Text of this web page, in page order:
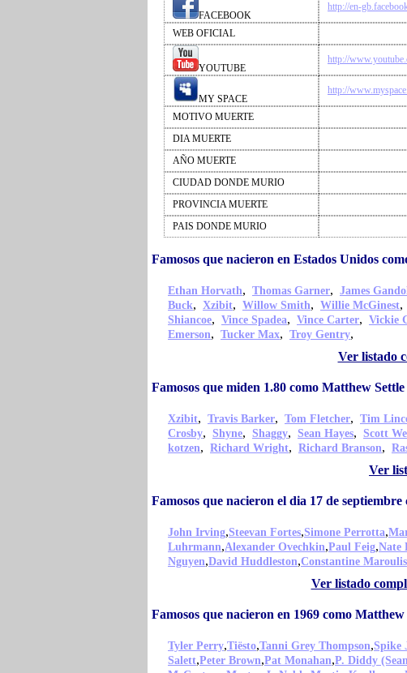
FACEBOOK
http://en-
WEB OFICIAL
YOUTUBE
http://
MY SPACE
http://
MOTIVO MUERTE
DIA MUERTE
AÑO MUERTE
CIUDAD DONDE MURIO
PROVINCIA MUERTE
PAIS DONDE MURIO
Famosos que nacieron en Estados Unidos
Ethan Horvath, Thomas Garner, James
Buck, Xzibit, Willow Smith, Willie McGinest,
Shiancoe, Vince Spadea, Vince Carter, Vickie
Emerson, Tucker Max, Troy Gentry,
Ver listado
Famosos que miden 1.80 como Matthew Settle
Xzibit, Travis Barker, Tom Fletcher, Tim
Crosby, Shyne, Shaggy, Sean Hayes, Scott
kotzen, Richard Wright, Richard Branson,
Ver
Famosos que nacieron el dia 17 de
John Irving,Steevan Fortes,Simone Perrotta,
Luhrmann,Alexander Ovechkin,Paul Feig,Nate
Nguyen,David Huddleston,Constantine Maroulis
Ver listado
Famosos que nacieron en 1969 como Matthew
Tyler Perry,Tiësto,Tanni Grey Thompson,Spike
Salett,Peter Brown,Pat Monahan,P. Diddy